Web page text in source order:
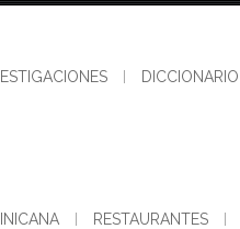
RESTAURANTES